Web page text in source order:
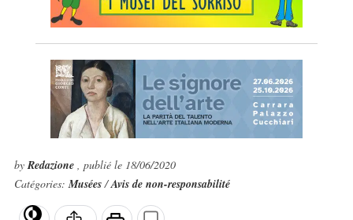
byRedazione , publié le 18/06/2020
Catégories:Musées/Avis de non-responsabilité